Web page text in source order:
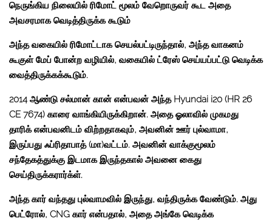
நெருங்கிய நிலையில் ரிமோட் மூலம் வேறொருவர் கூட அதை
அவசரமாக வெடித்திருக்க கூடும்
அந்த வகையில் ரிமோட்டாக செயல்பட்டிருந்தால், அந்த வாகனம்
கூகுள் மேப் போன்ற வழியில், வகையில் ட்ரேஸ் செய்யப்பட்டு வெடிக்க
வைத்திருக்கக்கூடும்.
2014 ஆண்டு சல்மான் கான் என்பவன் அந்த Hyundai i20 (HR 26
CE 7674) காரை வாங்கியிருக்கிறான். அதை ஓலாவில் முகமது
தாரிக் என்பவனிடம் விற்றதாகவும், அவனின் ஊர் புல்வாமா,
இருப்பது ஃப்ரிதாபாத் (மா)வட்டம். அவனின் வாக்குமூலம்
சந்தேகத்துக்கு இடமாக இருந்தகால் அவனை கைது
செய்திருக்கரார்க்ள்.
அந்த கார் வந்தது புல்வாமவில் இருந்து, வந்திருக்க வேண்டும். அது
பெட்ரோல், CNG கார் என்பதால், அதை அங்கே வெடிக்க